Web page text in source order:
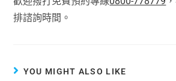
排諮詢時間。
YOU MIGHT ALSO LIKE